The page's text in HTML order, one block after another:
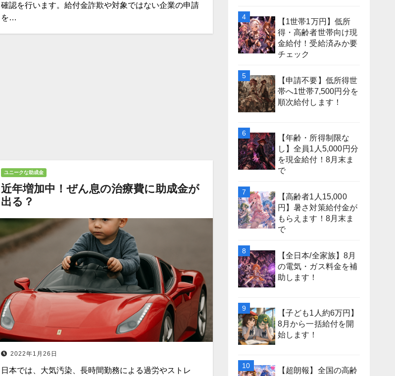
確認を行います。給付金詐欺や対象ではない企業の申請
を…
ユニークな助成金
近年増加中！ぜん息の治療費に助成金が
出る？
2022年1月26日
日本では、大気汚染、長時間勤務による過労やストレ
【1世帯1万円】低所
得・高齢者世帯向け現
金給付！受給済みか要
チェック
【申請不要】低所得世
帯へ1世帯7,500円分を
順次給付します！
【年齢・所得制限な
し】全員1人5,000円分
を現金給付！8月末ま
で
【高齢者1人15,000
円】暑さ対策給付金が
もらえます！8月末ま
で
【全日本/全家族】8月
の電気・ガス料金を補
助します！
【子ども1人約6万円】
8月から一括給付を開
始します！
【超朗報】全国の高齢